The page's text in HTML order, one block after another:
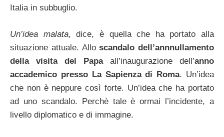
Italia in subbuglio.
Un’idea malata, dice, è quella che ha portato alla
situazione attuale. Alloscandalo dell’annnullamento
della visita del Papaall’inaugurazione dell’anno
accademico presso La Sapienza di Roma. Un’idea
che non è neppure così forte. Un’idea che ha portato
ad uno scandalo. Perchè tale è ormai l’incidente, a
livello diplomatico e di immagine.